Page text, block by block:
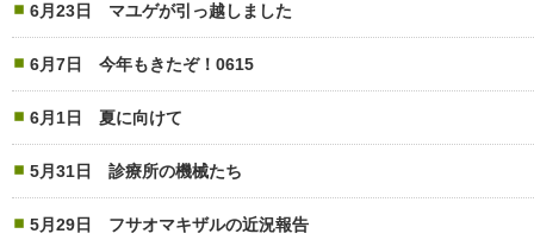
6月23日 マユゲが引っ越しました
6月7日 今年もきたぞ！0615
6月1日 夏に向けて
5月31日 診療所の機械たち
5月29日 フサオマキザルの近況報告